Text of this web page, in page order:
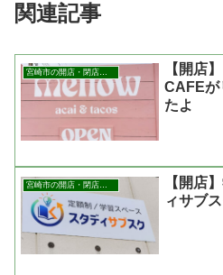
関連記事
【開店
CAFEが
たよ
【開店
ィサブ